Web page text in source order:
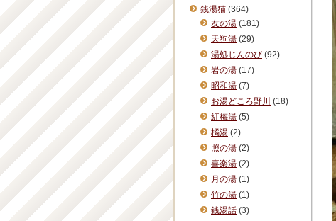
銭湯猫 (364)
友の湯 (181)
天狗湯 (29)
湯処じんのび (92)
岩の湯 (17)
昭和湯 (7)
お湯どころ野川 (18)
紅梅湯 (5)
橘湯 (2)
照の湯 (2)
喜楽湯 (2)
月の湯 (1)
竹の湯 (1)
銭湯話 (3)